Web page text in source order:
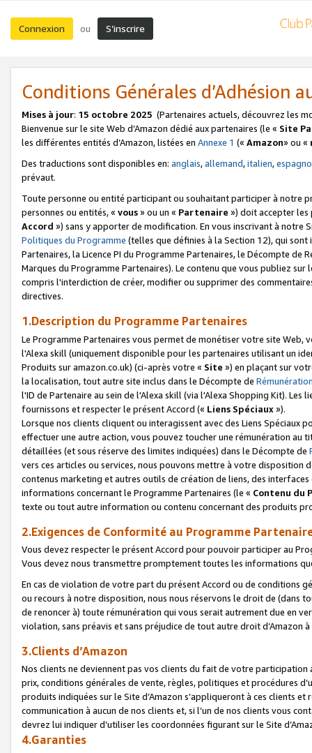
Connexion ou S’inscrire
Conditions Générales d’Adhésion
Mises à jour: 15 octobre 2025 (Partenaires actuels, découvrez les
Bienvenue sur le site Web d’Amazon dédié aux partenaires (le « Site
les différentes entités d’Amazon, listées en Annexe 1 (« Amazon» ou «
Des traductions sont disponibles en: anglais,allemand,italien,
prévaut.
Toute personne ou entité participant ou souhaitant participer à notre
personnes ou entités, « vous» ou un « Partenaire ») doit accepter les
Accord ») sans y apporter de modification. En vous inscrivant à notre
Politiques du Programme (telles que définies à la Section 12), qui
Partenaires, la Licence PI du Programme Partenaires, le Décompte de
Marques du Programme Partenaires). Le contenu que vous publiez
compris l'interdiction de créer, modifier ou supprimer des
directives.
1.Description du Programme Partenaires
Le Programme Partenaires vous permet de monétiser votre site Web,
l'Alexa skill (uniquement disponible pour les partenaires utilisant un
Produits sur amazon.co.uk) (ci-après votre « Site ») en plaçant sur
la localisation, tout autre site inclus dans le Décompte de
l'ID de Partenaire au sein de l'Alexa skill (via l'Alexa Shopping Kit).
fournissons et respecter le présent Accord (« Liens Spéciaux»).
Lorsque nos clients cliquent ou interagissent avec des Liens Spéciaux
effectuer une autre action, vous pouvez toucher une rémunération
détaillées (et sous réserve des limites indiquées) dans le Décompte de
vers ces articles ou services, nous pouvons mettre à votre disposition
contenus marketing et autres outils de création de liens, des
informations concernant le Programme Partenaires (le « Contenu du
texte ou tout autre information ou contenu concernant des produits
2.Exigences de Conformité au Programme
Vous devez respecter le présent Accord pour pouvoir participer au
Vous devez nous transmettre promptement toutes les informations
En cas de violation de votre part du présent Accord ou de conditions
ou recours à notre disposition, nous nous réservons le droit de (dans
de renoncer à) toute rémunération qui vous serait autrement due en
violation, sans préavis et sans préjudice de tout autre droit
3.Clients d’Amazon
Nos clients ne deviennent pas vos clients du fait de votre
prix, conditions générales de vente, règles, politiques et procédures
produits indiquées sur le Site d’Amazon s’appliqueront à ces clients
communication à aucun de nos clients et, si l’un de nos clients vous
devrez lui indiquer d’utiliser les coordonnées figurant sur le Site
4.Garanties